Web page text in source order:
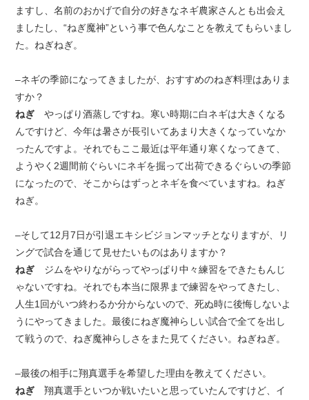
ますし、名前のおかげで自分の好きなネギ農家さんとも出会え
ましたし、“ねぎ魔神”という事で色んなことを教えてもらいまし
た。ねぎねぎ。
–ネギの季節になってきましたが、おすすめのねぎ料理はありま
すか？
ねぎ やっぱり酒蒸しですね。寒い時期に白ネギは大きくなる
んですけど、今年は暑さが長引いてあまり大きくなっていなか
ったんですよ。それでもここ最近は平年通り寒くなってきて、
ようやく2週間前ぐらいにネギを掘って出荷できるぐらいの季節
になったので、そこからはずっとネギを食べていますね。ねぎ
ねぎ。
–そして12月7日が引退エキシビジョンマッチとなりますが、リ
ングで試合を通じて見せたいものはありますか？
ねぎ ジムをやりながらってやっぱり中々練習をできたもんじ
ゃないですね。それでも本当に限界まで練習をやってきたし、
人生1回がいつ終わるか分からないので、死ぬ時に後悔しないよ
うにやってきました。最後にねぎ魔神らしい試合で全てを出し
て戦うので、ねぎ魔神らしさをまた見てください。ねぎねぎ。
–最後の相手に翔真選手を希望した理由を教えてください。
ねぎ 翔真選手といつか戦いたいと思っていたんですけど、イ